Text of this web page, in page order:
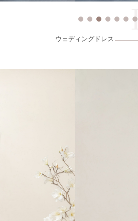
ウェディングドレス